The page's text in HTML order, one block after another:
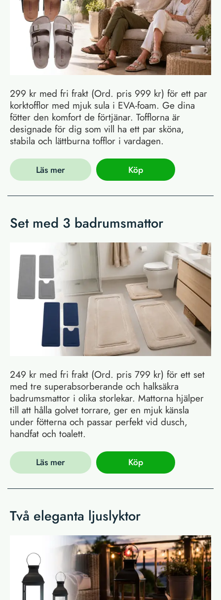
299 kr med fri frakt (Ord. pris 999 kr) för ett par
korktofflor med mjuk sula i EVA-foam. Ge dina
fötter den komfort de förtjänar. Tofflorna är
designade för dig som vill ha ett par sköna,
stabila och lättburna tofflor i vardagen.
Läs mer Köp
Set med 3 badrumsmattor
249 kr med fri frakt (Ord. pris 799 kr) för ett set
med tre superabsorberande och halksäkra
badrumsmattor i olika storlekar. Mattorna hjälper
till att hålla golvet torrare, ger en mjuk känsla
under fötterna och passar perfekt vid dusch,
handfat och toalett.
Läs mer Köp
Två eleganta ljuslyktor